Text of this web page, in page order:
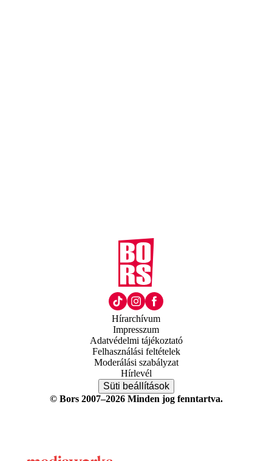
Hírarchívum
Impresszum
Adatvédelmi tájékoztató
Felhasználási feltételek
Moderálási szabályzat
Hírlevél
Süti beállítások
© Bors 2007–2026 Minden jog fenntartva.